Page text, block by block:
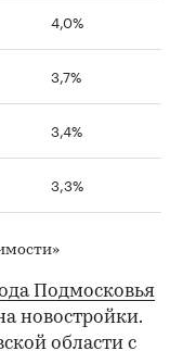
4,0%
3,7%
3,4%
3,3%
Подмосковья
новостройки.
области с